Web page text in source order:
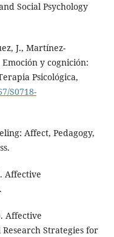
Social Psychology
J., Martínez-
y cognición:
Psicológica,
S0718-
Affect, Pedagogy,
Affective
Affective
Strategies for